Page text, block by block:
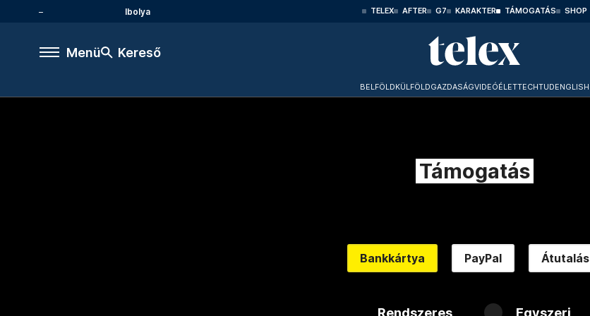
Ibolya TELEX AFTER G7 KARAKTER TÁMOGATÁS SHOP
Menü Kereső
BELFÖLDKÜLFÖLDGAZDASÁGVIDEÓÉLETTECHTUDENGLISH
Támogatás
Bankkártya PayPal Átutalás
Rendszeres Egyszeri